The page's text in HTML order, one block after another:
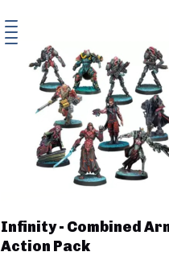
Infinity - Combined
Action Pack